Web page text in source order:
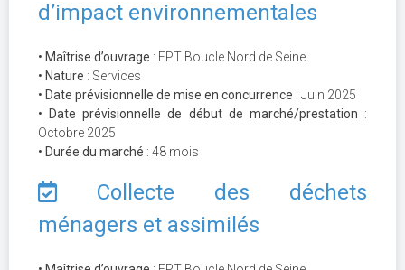
d’impact environnementales
• Maîtrise d’ouvrage : EPT Boucle Nord de Seine
• Nature : Services
• Date prévisionnelle de mise en concurrence : Juin 2025
• Date prévisionnelle de début de marché/prestation :
Octobre 2025
• Durée du marché : 48 mois
Collecte des déchets
ménagers et assimilés